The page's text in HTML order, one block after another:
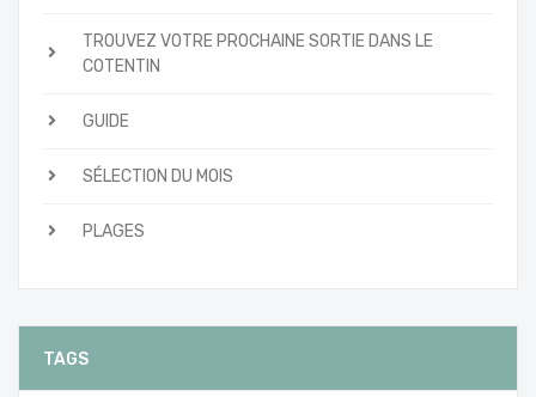
TROUVEZ VOTRE PROCHAINE SORTIE DANS LE
COTENTIN
GUIDE
SÉLECTION DU MOIS
PLAGES
TAGS